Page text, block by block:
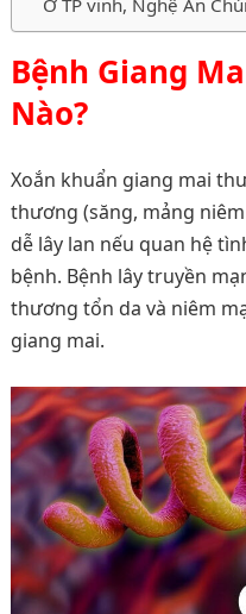
Ở TP vinh, Nghệ An
Bệnh Giang
Nào?
Xoắn khuẩn giang mai
thương (săng, mảng
dễ lây lan nếu quan hệ
bệnh. Bệnh lây truyền
thương tổn da và niêm
giang mai.